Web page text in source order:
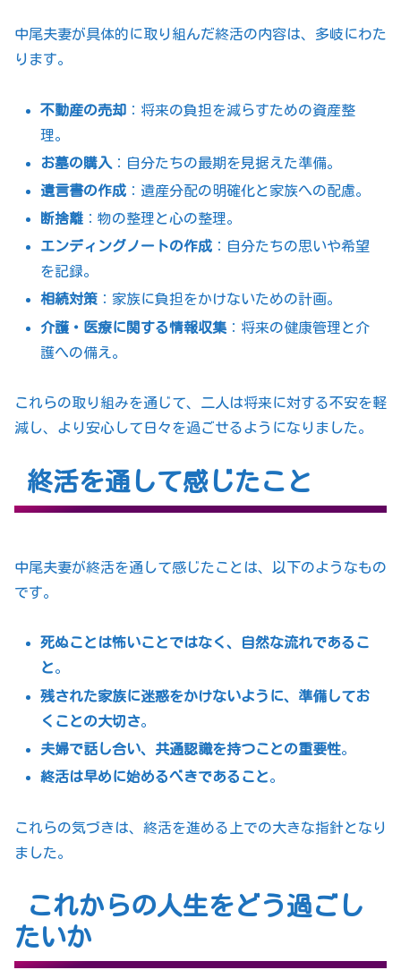
中尾夫妻が具体的に取り組んだ終活の内容は、多岐にわた
ります。
不動産の売却 ：将来の負担を減らすための資産整
理。
お墓の購入 ：自分たちの最期を見据えた準備。
遺言書の作成 ：遺産分配の明確化と家族への配慮。
断捨離 ：物の整理と心の整理。
エンディングノートの作成 ：自分たちの思いや希望
を記録。
相続対策 ：家族に負担をかけないための計画。
介護・医療に関する情報収集 ：将来の健康管理と介
護への備え。
これらの取り組みを通じて、二人は将来に対する不安を軽
減し、より安心して日々を過ごせるようになりました。
終活を通して感じたこと
中尾夫妻が終活を通して感じたことは、以下のようなもの
です。
死ぬことは怖いことではなく、自然な流れであるこ
と。
残された家族に迷惑をかけないように、準備してお
くことの大切さ。
夫婦で話し合い、共通認識を持つことの重要性。
終活は早めに始めるべきであること。
これらの気づきは、終活を進める上での大きな指針となり
ました。
これからの人生をどう過ごし
たいか